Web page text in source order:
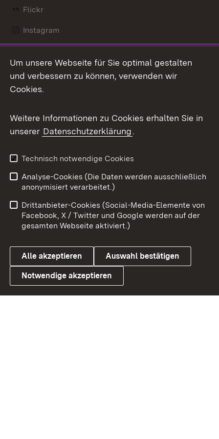
Flickr
Instagram
Mastodon
Messenger
Social Wall
X / Twitter
Youtube
Link zum Landesportal
Benutzungshinweise
Barrierefreiheit
Datenschutz
Cookies
Um unsere Webseite für Sie optimal gestalten
und verbessern zu können, verwenden wir
Cookies.
Weitere Informationen zu Cookies erhalten Sie in
unserer Datenschutzerklärung.
Technisch notwendige Cookies
Analyse-Cookies (Die Daten werden ausschließlich
anonymisiert verarbeitet.)
Drittanbieter-Cookies (Social-Media-Elemente von
Facebook, X / Twitter und Google werden auf der
gesamten Webseite aktiviert.)
Alle akzeptieren Auswahl bestätigen
Notwendige akzeptieren